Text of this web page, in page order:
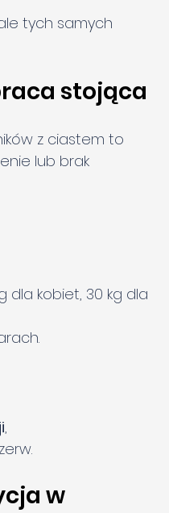
tych samych
stojąca
z ciastem to
lub brak
dla kobiet, 30 kg dla
,
w